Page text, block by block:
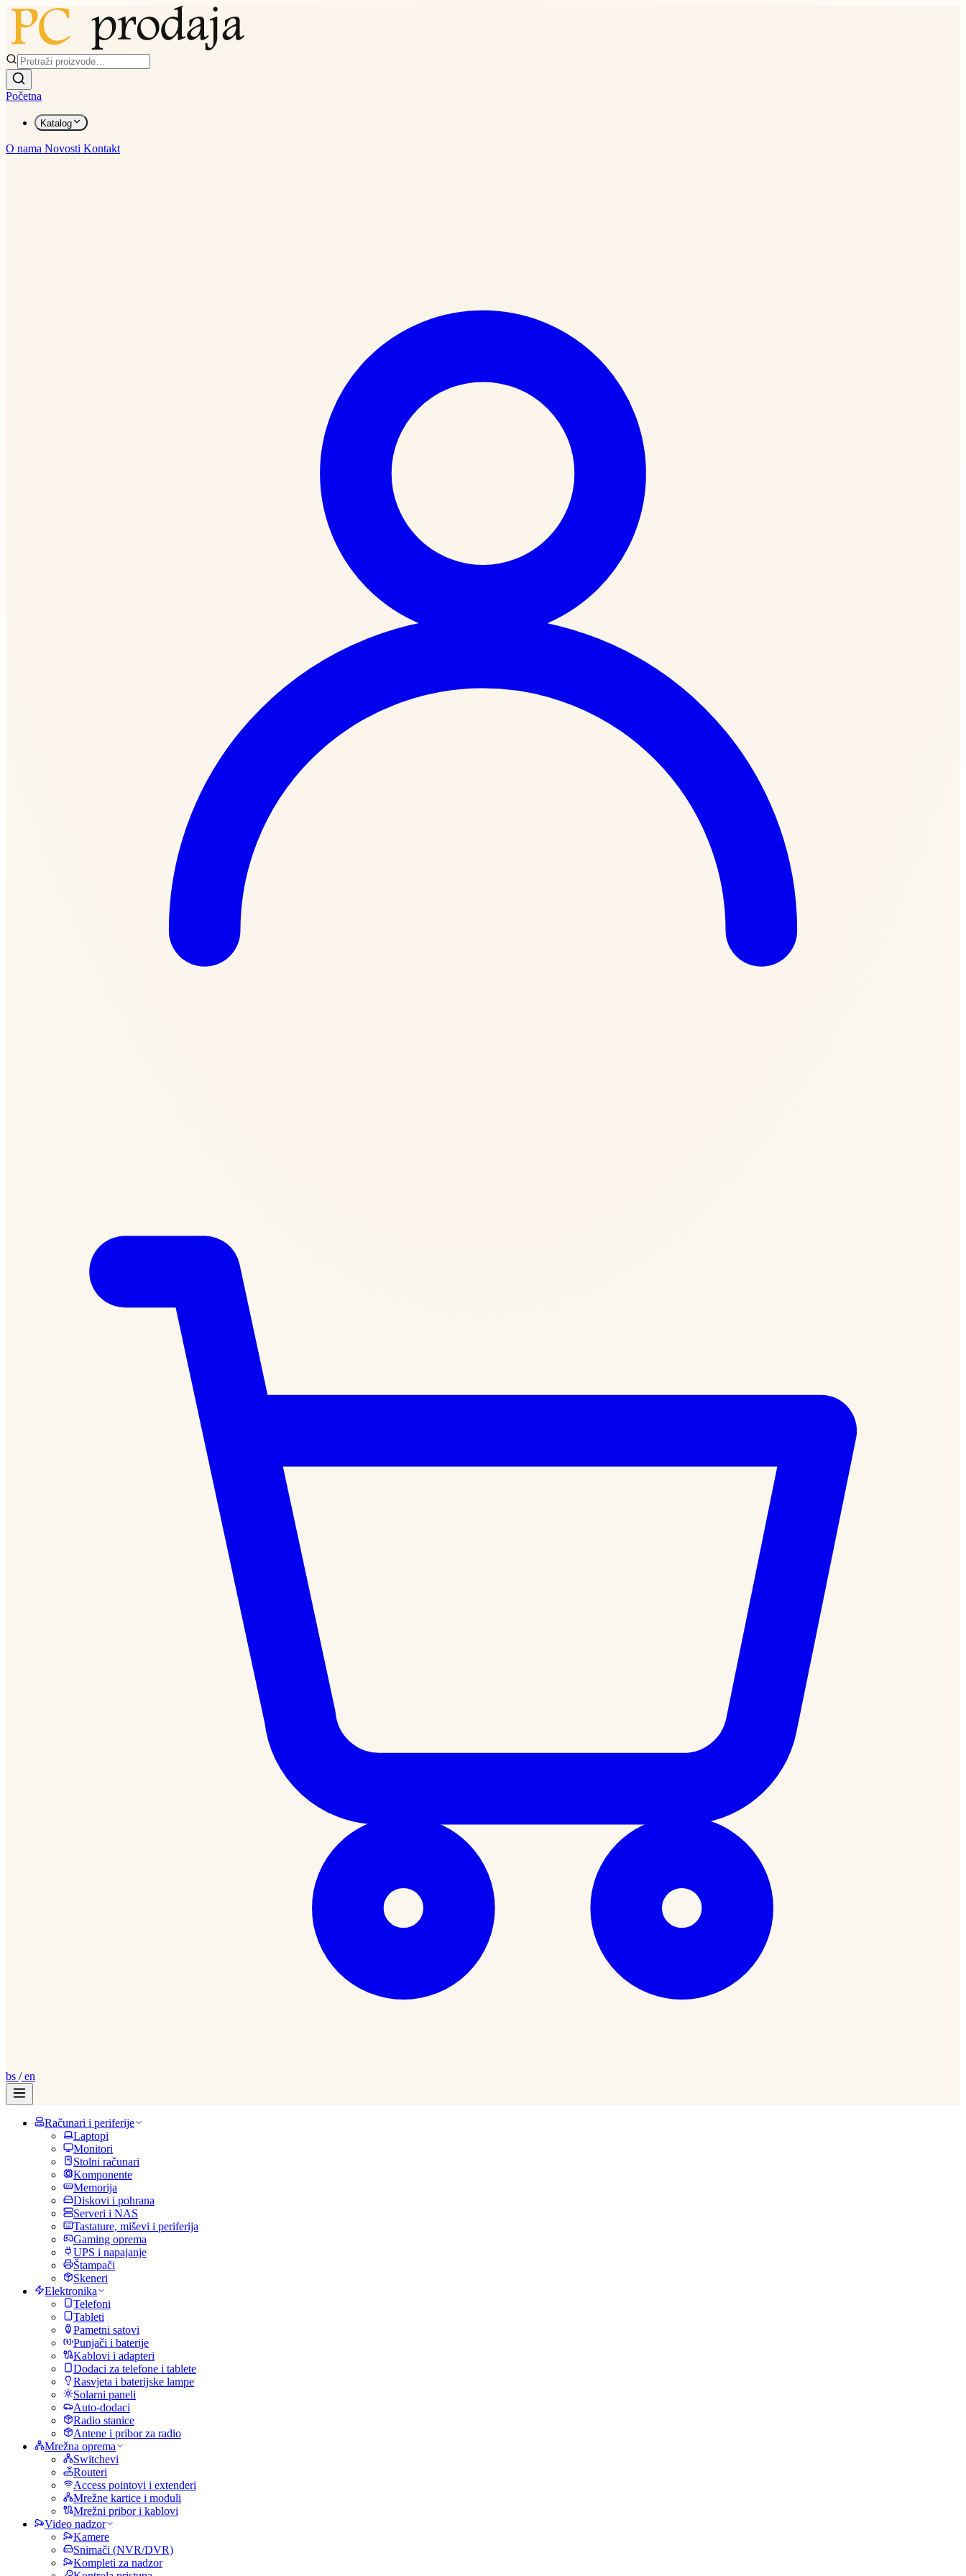
Početna
Katalog
O nama Novosti Kontakt
bs /en
Računari i periferije
Laptopi
Monitori
Stolni računari
Komponente
Memorija
Diskovi i pohrana
Serveri i NAS
Tastature, miševi i periferija
Gaming oprema
UPS i napajanje
Štampači
Skeneri
Elektronika
Telefoni
Tableti
Pametni satovi
Punjači i baterije
Kablovi i adapteri
Dodaci za telefone i tablete
Rasvjeta i baterijske lampe
Solarni paneli
Auto-dodaci
Radio stanice
Antene i pribor za radio
Mrežna oprema
Switchevi
Routeri
Access pointovi i extenderi
Mrežne kartice i moduli
Mrežni pribor i kablovi
Video nadzor
Kamere
Snimači (NVR/DVR)
Kompleti za nadzor